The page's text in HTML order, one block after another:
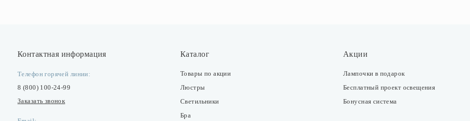
Контактная информация
Телефон горячей линии:
8 (800) 100-24-99
Заказать звонок
Каталог
Товары по акции
Люстры
Светильники
Бра
Акции
Лампочки в подарок
Бесплатный проект освещения
Бонусная система